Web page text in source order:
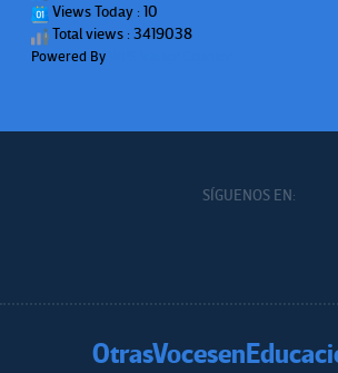
Views Today : 10
Total views : 3419038
Powered By
SÍGUENOS EN: